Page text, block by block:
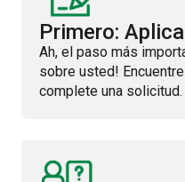
Primero:
Ah, el paso más
sobre usted!
complete una solicitud.